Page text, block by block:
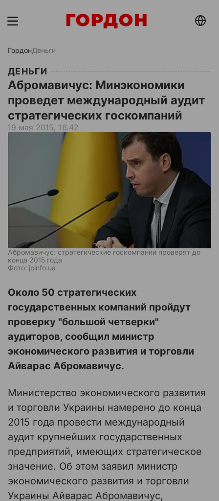
ГордонДеньги
ДЕНЬГИ
Абромавичус: Минэкономики
проведет международный аудит
стратегических госкомпаний
19 мая 2015, 16.42
Абромавичус: стратегические госкомпании проверят до
конца 2015 года
Фото: joinfo.ua
Около 50 стратегических
государственных компаний пройдут
проверку "большой четверки"
аудиторов, сообщил министр
экономического развития и торговли
Айварас Абромавичус.
Министерство экономического развития
и торговли Украины намерено до конца
2015 года провести международный
аудит крупнейших государственных
предприятий, имеющих стратегическое
значение. Об этом заявил министр
экономического развития и торговли
Украины Айварас Абромавичус,